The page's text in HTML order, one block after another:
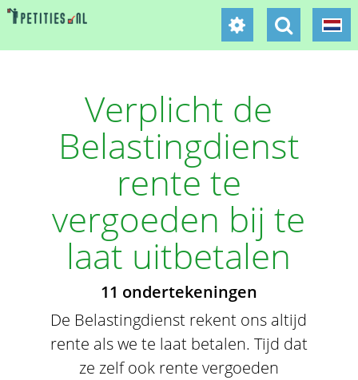
Verplicht de
Belastingdienst
rente te
vergoeden bij te
laat uitbetalen
11 ondertekeningen
De Belastingdienst rekent ons altijd
rente als we te laat betalen. Tijd dat
ze zelf ook rente vergoeden